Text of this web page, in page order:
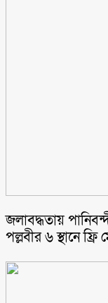
জলাবদ্ধতায়
পল্লবীর ৬ স্থানে